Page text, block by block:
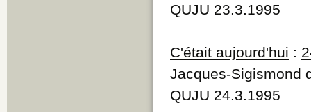
QUJU 23.3.1995
C'était aujourd'hui :
Jacques-Sigismond
QUJU 24.3.1995